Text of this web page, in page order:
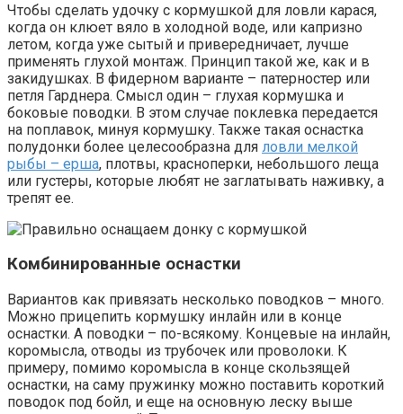
Чтобы сделать удочку с кормушкой для ловли карася,
когда он клюет вяло в холодной воде, или капризно
летом, когда уже сытый и привередничает, лучше
применять глухой монтаж. Принцип такой же, как и в
закидушках. В фидерном варианте – патерностер или
петля Гарднера. Смысл один – глухая кормушка и
боковые поводки. В этом случае поклевка передается
на поплавок, минуя кормушку. Также такая оснастка
полудонки более целесообразна для ловли мелкой
рыбы – ерша, плотвы, красноперки, небольшого леща
или густеры, которые любят не заглатывать наживку, а
трепят ее.
Комбинированные оснастки
Вариантов как привязать несколько поводков – много.
Можно прицепить кормушку инлайн или в конце
оснастки. А поводки – по-всякому. Концевые на инлайн,
коромысла, отводы из трубочек или проволоки. К
примеру, помимо коромысла в конце скользящей
оснастки, на саму пружинку можно поставить короткий
поводок под бойл, и еще на основную леску выше